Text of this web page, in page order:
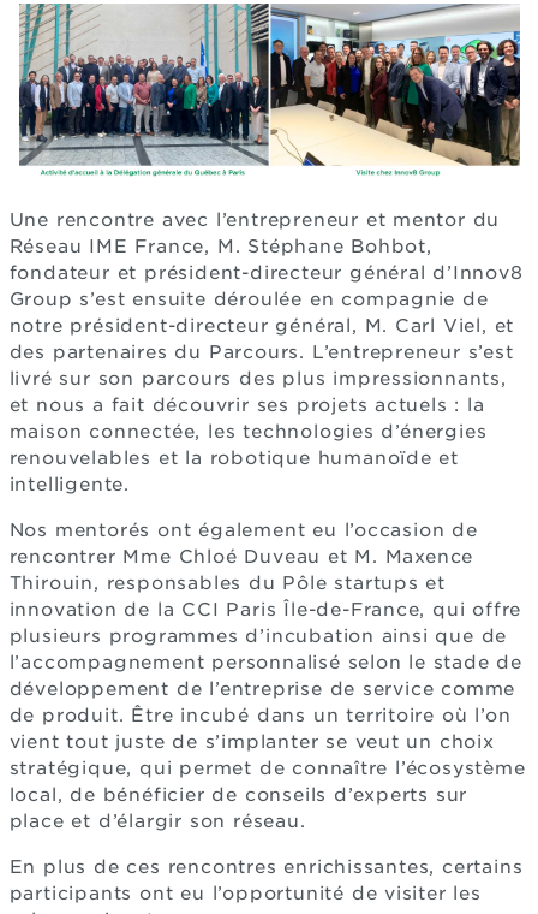
Une rencontre avec l’entrepreneur et mentor du
Réseau IME France, M. Stéphane Bohbot,
fondateur et président-directeur général d’Innov8
Group s’est ensuite déroulée en compagnie de
notre président-directeur général, M. Carl Viel, et
des partenaires du Parcours. L’entrepreneur s’est
livré sur son parcours des plus impressionnants,
et nous a fait découvrir ses projets actuels : la
maison connectée, les technologies d’énergies
renouvelables et la robotique humanoïde et
intelligente.
Nos mentorés ont également eu l’occasion de
rencontrer Mme Chloé Duveau et M. Maxence
Thirouin, responsables du Pôle startups et
innovation de la CCI Paris Île-de-France, qui offre
plusieurs programmes d’incubation ainsi que de
l’accompagnement personnalisé selon le stade de
développement de l’entreprise de service comme
de produit. Être incubé dans un territoire où l’on
vient tout juste de s’implanter se veut un choix
stratégique, qui permet de connaître l’écosystème
local, de bénéficier de conseils d’experts sur
place et d’élargir son réseau.
En plus de ces rencontres enrichissantes, certains
participants ont eu l’opportunité de visiter les